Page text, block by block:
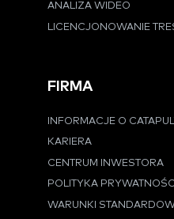
ANALIZA WIDEO
LICENCJONOWANIE
FIRMA
INFORMACJE O
KARIERA
CENTRUM INWESTORA
POLITYKA PRYWATNOŚCI
WARUNKI